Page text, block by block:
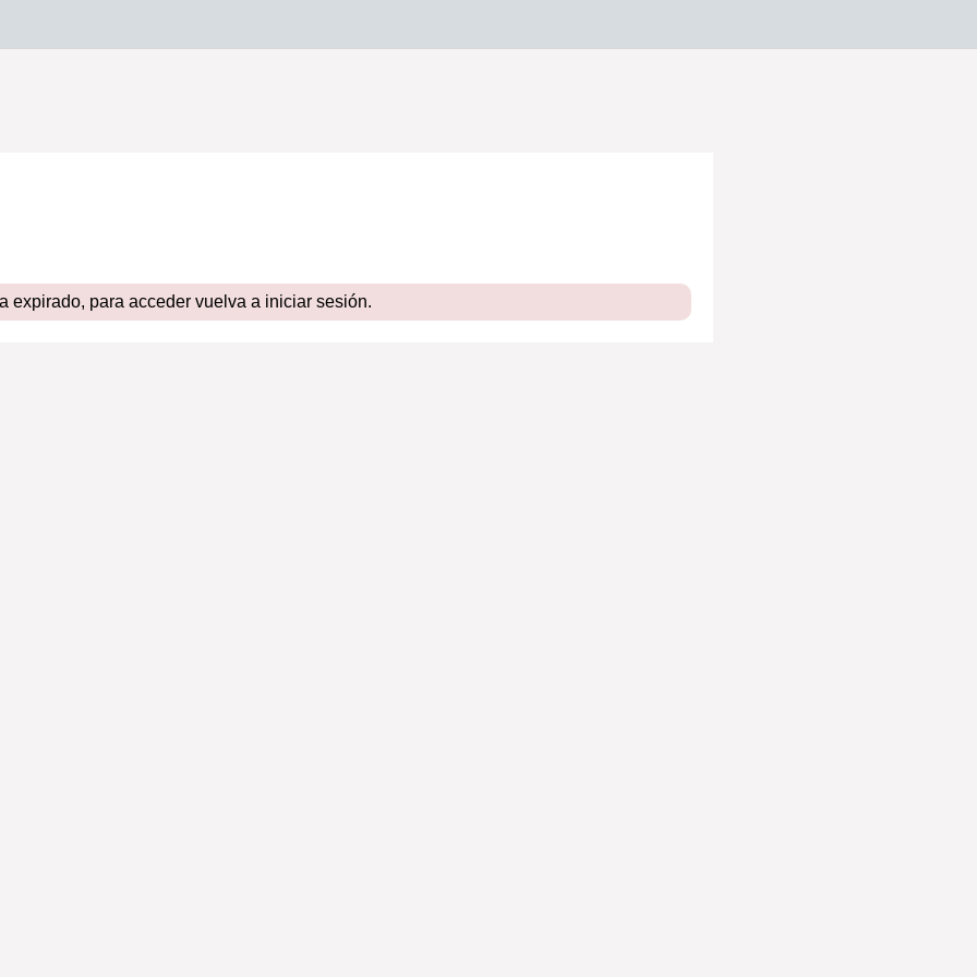
expirado, para acceder vuelva a iniciar sesión.